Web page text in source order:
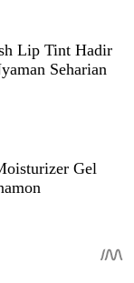
Lip Tint Hadir
Seharian
Gel